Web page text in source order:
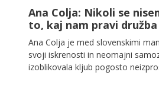
Ana Colja: Nikoli se
to, kaj nam pravi družba
Ana Colja je med slovenskimi
svoji iskrenosti in neomajni
izoblikovala kljub pogosto